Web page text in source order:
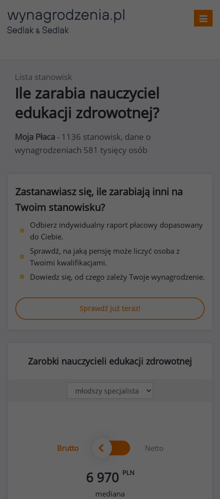
Lista stanowisk
Ile zarabia nauczyciel
edukacji zdrowotnej?
Moja Płaca - 1136 stanowisk, dane o
wynagrodzeniach 581 tysięcy osób
Zastanawiasz się, ile zarabiają inni na
Twoim stanowisku?
Odbierz indywidualny raport płacowy dopasowany
do Ciebie.
Sprawdź, na jaką pensję może liczyć osoba z
Twoimi kwalifikacjami.
Dowiedz się, od czego zależy Twoje wynagrodzenie.
Sprawdź już teraz!
Zarobki nauczycieli edukacji zdrowotnej
Brutto Netto
6 970 PLN
mediana